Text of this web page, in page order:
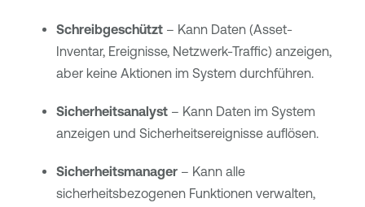
Schreibgeschützt– Kann Daten (Asset-
Inventar, Ereignisse, Netzwerk-Traffic) anzeigen,
aber keine Aktionen im System durchführen.
Sicherheitsanalyst– Kann Daten im System
anzeigen und Sicherheitsereignisse auflösen.
Sicherheitsmanager– Kann alle
sicherheitsbezogenen Funktionen verwalten,